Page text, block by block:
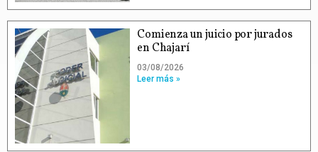
Comienza un juicio por jurados
en Chajarí
03/08/2026
Leer más »